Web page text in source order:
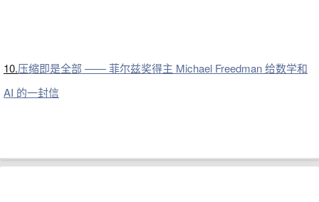
10.压缩即是全部 —— 菲尔兹奖得主 Michael Freedman 给数学和
AI 的一封信